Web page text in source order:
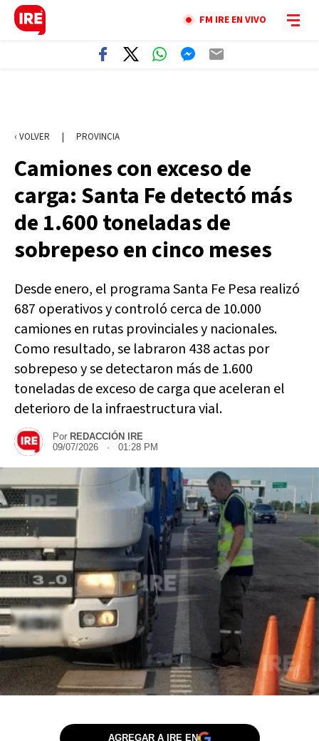
FM IRE EN VIVO
‹ VOLVER | PROVINCIA
Camiones con exceso de
carga: Santa Fe detectó más
de 1.600 toneladas de
sobrepeso en cinco meses
Desde enero, el programa Santa Fe Pesa realizó
687 operativos y controló cerca de 10.000
camiones en rutas provinciales y nacionales.
Como resultado, se labraron 438 actas por
sobrepeso y se detectaron más de 1.600
toneladas de exceso de carga que aceleran el
deterioro de la infraestructura vial.
Por REDACCIÓN IRE
09/07/2026 · 01:28 PM
AGREGAR A IRE EN